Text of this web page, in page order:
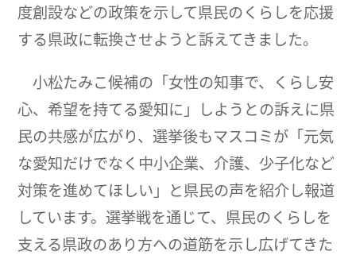
度創設などの政策を示して県民のくらしを応援
する県政に転換させようと訴えてきました。
小松たみこ候補の「女性の知事で、くらし安
心、希望を持てる愛知に」しようとの訴えに県
民の共感が広がり、選挙後もマスコミが「元気
な愛知だけでなく中小企業、介護、少子化など
対策を進めてほしい」と県民の声を紹介し報道
しています。選挙戦を通じて、県民のくらしを
支える県政のあり方への道筋を示し広げてきた